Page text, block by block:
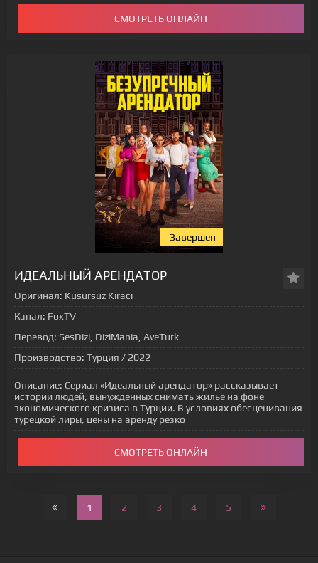
СМОТРЕТЬ ОНЛАЙН
Завершен
ИДЕАЛЬНЫЙ АРЕНДАТОР
Оригинал: Kusursuz Kiraci
Канал: FoxTV
Перевод: SesDizi, DiziMania, AveTurk
Производство: Турция / 2022
Описание: Сериал «Идеальный арендатор» рассказывает
истории людей, вынужденных снимать жилье на фоне
экономического кризиса в Турции. В условиях обесценивания
турецкой лиры, цены на аренду резко
СМОТРЕТЬ ОНЛАЙН
1 2 3 4 5